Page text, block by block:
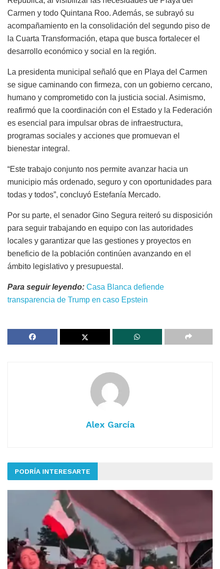
Carmen y todo Quintana Roo. Además, se subrayó su
acompañamiento en la consolidación del segundo piso de
la Cuarta Transformación, etapa que busca fortalecer el
desarrollo económico y social en la región.
La presidenta municipal señaló que en Playa del Carmen
se sigue caminando con firmeza, con un gobierno cercano,
humano y comprometido con la justicia social. Asimismo,
reafirmó que la coordinación con el Estado y la Federación
es esencial para impulsar obras de infraestructura,
programas sociales y acciones que promuevan el
bienestar integral.
“Este trabajo conjunto nos permite avanzar hacia un
municipio más ordenado, seguro y con oportunidades para
todas y todos”, concluyó Estefanía Mercado.
Por su parte, el senador Gino Segura reiteró su disposición
para seguir trabajando en equipo con las autoridades
locales y garantizar que las gestiones y proyectos en
beneficio de la población continúen avanzando en el
ámbito legislativo y presupuestal.
Para seguir leyendo: Casa Blanca defiende
transparencia de Trump en caso Epstein
Alex García
PODRÍA INTERESARTE